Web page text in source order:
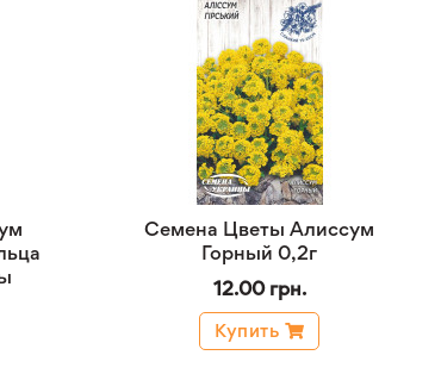
Семена Цветы Алиссум
Горный 0,2г
12.00 грн.
Купить